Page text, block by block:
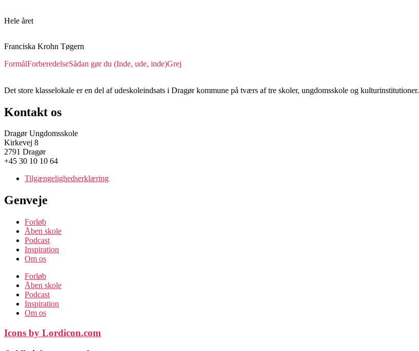
Hele året
Franciska Krohn Tøgern
FormålForberedelseSådan gør du (Inde, ude, inde)Grej
Det store klasselokale er en del af udeskoleindsats i Dragør kommune på tværs af tre skoler, ungdomsskole og kulturinstitutioner.
Kontakt os
Dragør Ungdomsskole
Kirkevej 8
2791 Dragør
+45 30 10 10 64
Tilgængelighedserklæring
Genveje
Forløb
Åben skole
Podcast
Inspiration
Om os
Forløb
Åben skole
Podcast
Inspiration
Om os
Icons by Lordicon.com